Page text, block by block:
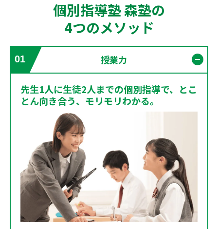
個別指導塾 森塾の
4つのメソッド
01 授業力
先生1人に生徒2人までの個別指導で、とこ
とん向き合う、モリモリわかる。